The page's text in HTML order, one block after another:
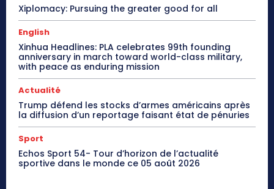
Xiplomacy: Pursuing the greater good for all
English
Xinhua Headlines: PLA celebrates 99th founding
anniversary in march toward world-class military,
with peace as enduring mission
Actualité
Trump défend les stocks d’armes américains après
la diffusion d’un reportage faisant état de pénuries
Sport
Echos Sport 54- Tour d’horizon de l’actualité
sportive dans le monde ce 05 août 2026